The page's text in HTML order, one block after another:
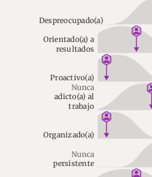
Despreocupado(a)
Orientado(a) a
resultados
Proactivo(a)
Nunca
adicto(a) al
trabajo
Organizado(a)
Nunca
persistente